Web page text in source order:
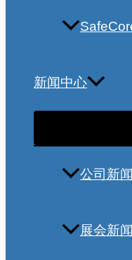
新闻中心
公司新闻
展会新闻